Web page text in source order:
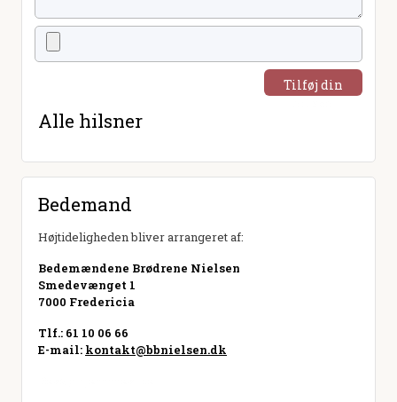
Tilføj din
Alle hilsner
Bedemand
Højtideligheden bliver arrangeret af:
Bedemændene Brødrene Nielsen
Smedevænget 1
7000 Fredericia
Tlf.: 61 10 06 66
E-mail: kontakt@bbnielsen.dk